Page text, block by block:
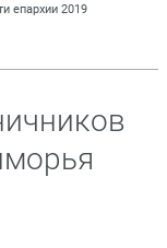
епархии 2019